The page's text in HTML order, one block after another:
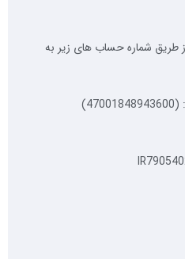
طریق شماره حساب های زیر به